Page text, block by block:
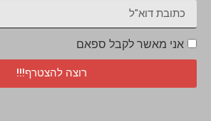
אני מאשר לקבל ספאם
רוצה להצטרף!!!